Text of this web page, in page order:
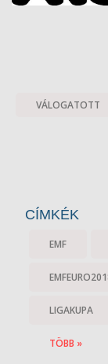
VÁLOGATOTT
CÍMKÉK
EMF
LIGAKUPA
TÖBB »